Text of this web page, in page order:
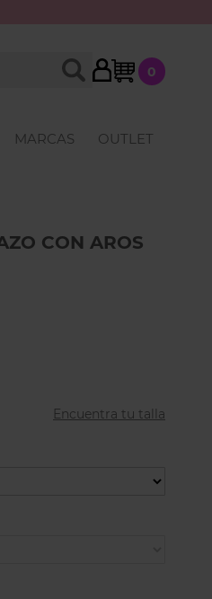
DE 70€ · ATENCIÓN
My Cart
0
BUSCAR
MARCAS OUTLET
CON AROS
Encuentra tu talla